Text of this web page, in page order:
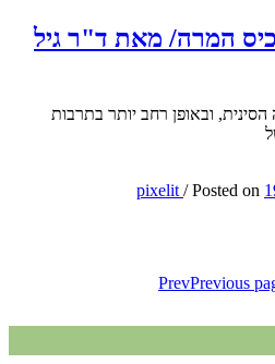
המרה/ מאת ד"ר גיל
ובאופן רחב יותר בתרבות
pixelit / Posted on
PrevPrevious